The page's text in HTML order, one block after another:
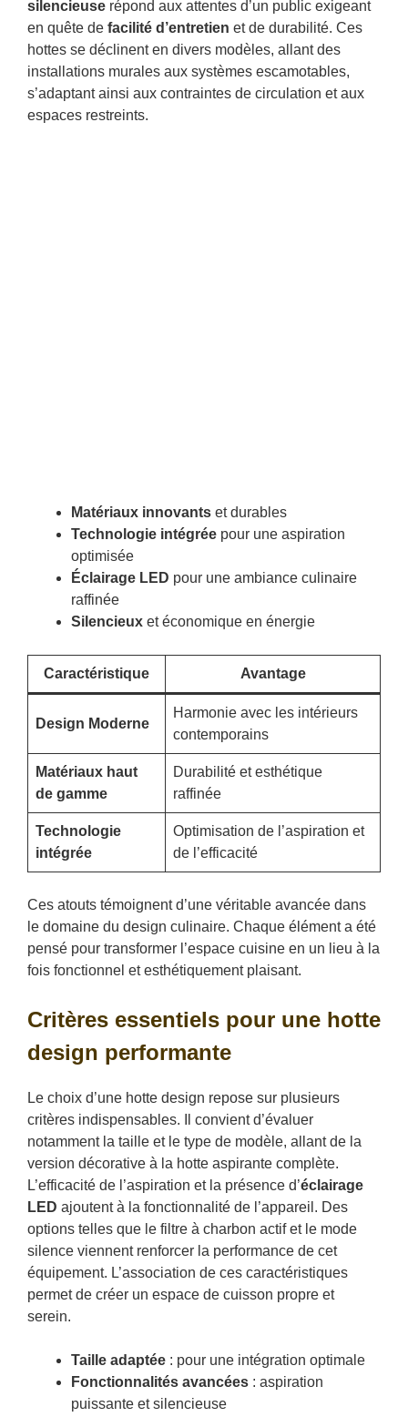
silencieuse répond aux attentes d’un public exigeant
en quête de facilité d’entretien et de durabilité. Ces
hottes se déclinent en divers modèles, allant des
installations murales aux systèmes escamotables,
s’adaptant ainsi aux contraintes de circulation et aux
espaces restreints.
Matériaux innovants et durables
Technologie intégrée pour une aspiration
optimisée
Éclairage LED pour une ambiance culinaire
raffinée
Silencieux et économique en énergie
Caractéristique Avantage
Design Moderne
Harmonie avec les intérieurs
contemporains
Matériaux haut
de gamme
Durabilité et esthétique
raffinée
Technologie
intégrée
Optimisation de l’aspiration et
de l’efficacité
Ces atouts témoignent d’une véritable avancée dans
le domaine du design culinaire. Chaque élément a été
pensé pour transformer l’espace cuisine en un lieu à la
fois fonctionnel et esthétiquement plaisant.
Critères essentiels pour une hotte
design performante
Le choix d’une hotte design repose sur plusieurs
critères indispensables. Il convient d’évaluer
notamment la taille et le type de modèle, allant de la
version décorative à la hotte aspirante complète.
L’efficacité de l’aspiration et la présence d’éclairage
LED ajoutent à la fonctionnalité de l’appareil. Des
options telles que le filtre à charbon actif et le mode
silence viennent renforcer la performance de cet
équipement. L’association de ces caractéristiques
permet de créer un espace de cuisson propre et
serein.
Taille adaptée : pour une intégration optimale
Fonctionnalités avancées : aspiration
puissante et silencieuse